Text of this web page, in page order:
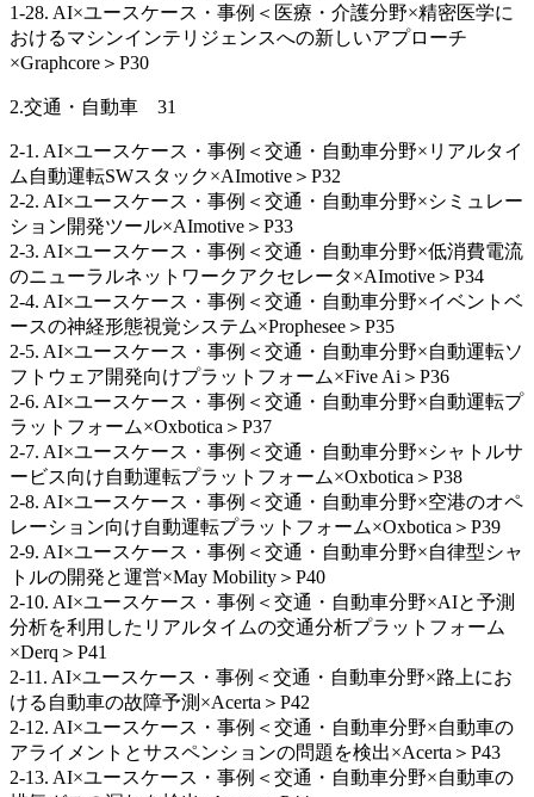
1-28. AI×ユースケース・事例＜医療・介護分野×精密医学に
おけるマシンインテリジェンスへの新しいアプローチ
×Graphcore＞P30
2.交通・自動車 31
2-1. AI×ユースケース・事例＜交通・自動車分野×リアルタイ
ム自動運転SWスタック×AImotive＞P32
2-2. AI×ユースケース・事例＜交通・自動車分野×シミュレー
ション開発ツール×AImotive＞P33
2-3. AI×ユースケース・事例＜交通・自動車分野×低消費電流
のニューラルネットワークアクセレータ×AImotive＞P34
2-4. AI×ユースケース・事例＜交通・自動車分野×イベントベ
ースの神経形態視覚システム×Prophesee＞P35
2-5. AI×ユースケース・事例＜交通・自動車分野×自動運転ソ
フトウェア開発向けプラットフォーム×Five Ai＞P36
2-6. AI×ユースケース・事例＜交通・自動車分野×自動運転プ
ラットフォーム×Oxbotica＞P37
2-7. AI×ユースケース・事例＜交通・自動車分野×シャトルサ
ービス向け自動運転プラットフォーム×Oxbotica＞P38
2-8. AI×ユースケース・事例＜交通・自動車分野×空港のオペ
レーション向け自動運転プラットフォーム×Oxbotica＞P39
2-9. AI×ユースケース・事例＜交通・自動車分野×自律型シャ
トルの開発と運営×May Mobility＞P40
2-10. AI×ユースケース・事例＜交通・自動車分野×AIと予測
分析を利用したリアルタイムの交通分析プラットフォーム
×Derq＞P41
2-11. AI×ユースケース・事例＜交通・自動車分野×路上にお
ける自動車の故障予測×Acerta＞P42
2-12. AI×ユースケース・事例＜交通・自動車分野×自動車の
アライメントとサスペンションの問題を検出×Acerta＞P43
2-13. AI×ユースケース・事例＜交通・自動車分野×自動車の